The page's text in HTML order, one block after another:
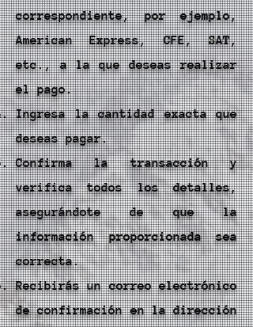
correspondiente, por ejemplo,
American Express, CFE, SAT,
etc., a la que deseas realizar
el pago.
Ingresa la cantidad exacta que
deseas pagar.
Confirma la transacción y
verifica todos los detalles,
asegurándote de que la
información proporcionada sea
correcta.
Recibirás un correo electrónico
de confirmación en la dirección